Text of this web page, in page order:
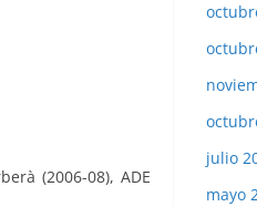
(2006-08), ADE
julio
mayo